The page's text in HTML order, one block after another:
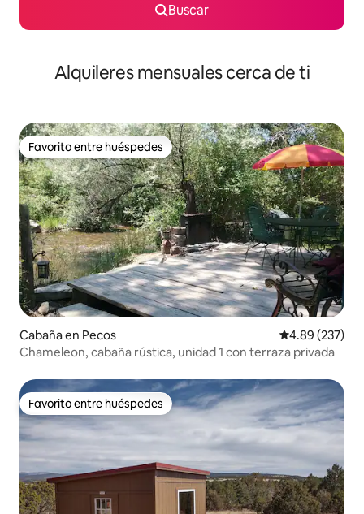
Buscar
Alquileres mensuales cerca de ti
Favorito entre huéspedes
Favorito entre huéspedes
Cabaña en Pecos Calificación
4.89 (237)
Chameleon, cabaña rústica, unidad 1 con terraza privada
Favorito entre huéspedes
Favorito entre huéspedes